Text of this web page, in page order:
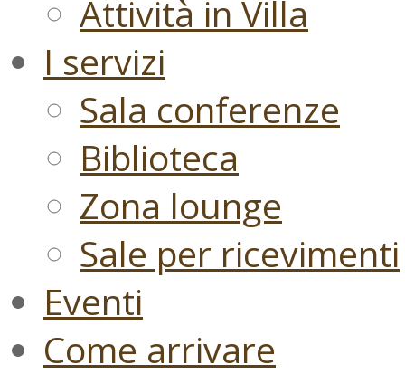
Attività in Villa
I servizi
Sala conferenze
Biblioteca
Zona lounge
Sale per ricevimenti
Eventi
Come arrivare